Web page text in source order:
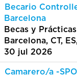
Becario
Barcelona
Becas y Prácticas
Barcelona, CT,
30 jul 2026
Camarero/a -